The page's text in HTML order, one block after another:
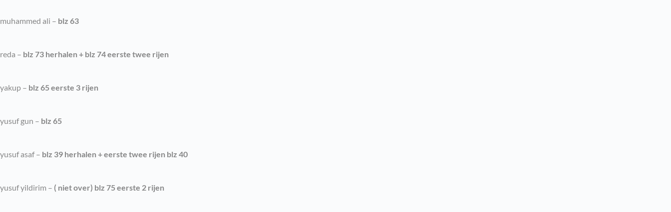
muhammed ali – blz 63
reda – blz 73 herhalen + blz 74 eerste twee rijen
yakup – blz 65 eerste 3 rijen
yusuf gun – blz 65
yusuf asaf – blz 39 herhalen + eerste twee rijen blz 40
yusuf yildirim – ( niet over) blz 75 eerste 2 rijen